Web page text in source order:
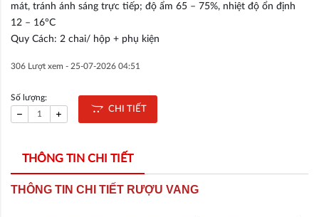
mát, tránh ánh sáng trực tiếp; độ ẩm 65 – 75%, nhiệt độ ổn định
12 – 16°C
Quy Cách: 2 chai/ hộp + phụ kiện
306 Lượt xem - 25-07-2026 04:51
Số lượng:
CHI TIẾT
THÔNG TIN CHI TIẾT
THÔNG TIN CHI TIẾT RƯỢU VANG